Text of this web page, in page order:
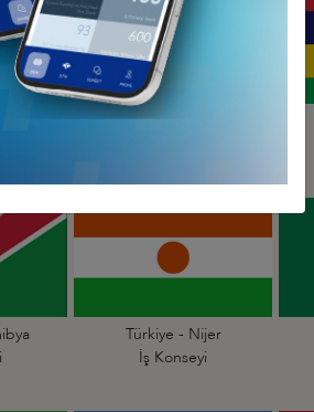
Türkiye - Mali
Türkiye - Nijer
İş Konseyi